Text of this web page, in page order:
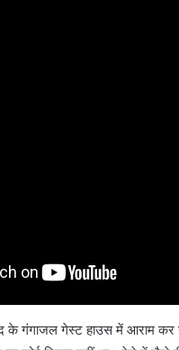
के गंगाजल गेस्ट हाउस में आराम